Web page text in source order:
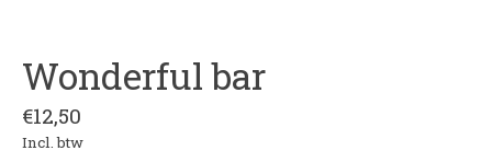
Wonderful bar
€12,50
Incl. btw